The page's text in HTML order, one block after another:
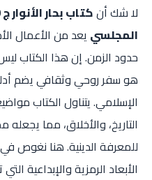
لا شك أنكتاب بحار الأنوار ج 10
المجلسي يعد من الأعمال
حدود الزمن. إن هذا الكتاب
هو سفر روحي وثقافي يضم
الإسلامي. يتناول الكتاب
التاريخ، والأخلاق، مما
للمعرفة الدينية. هنا نغوص
الأبعاد الرمزية والإبداعية